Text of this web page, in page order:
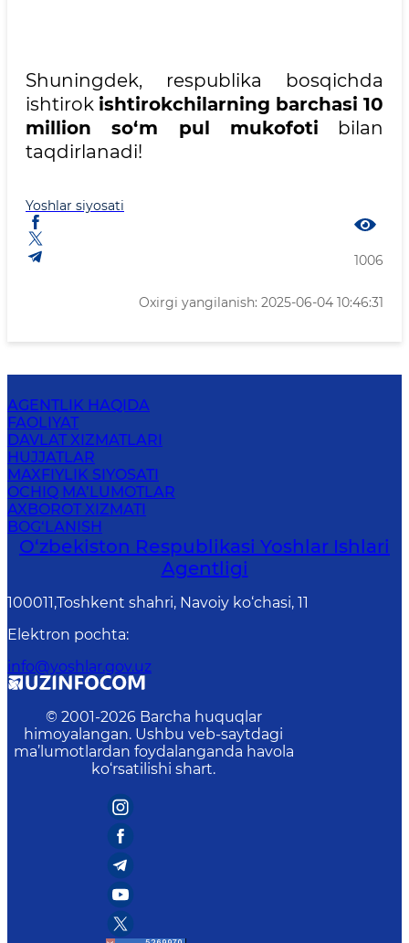
Shuningdek, respublika bosqichda
ishtirok ishtirokchilarning barchasi 10
million so‘m pul mukofoti bilan
taqdirlanadi!
Yoshlar siyosati
1006
Oxirgi yangilanish: 2025-06-04 10:46:31
AGENTLIK HAQIDA
FAOLIYAT
DAVLAT XIZMATLARI
HUJJATLAR
MAXFIYLIK SIYOSATI
OCHIQ MA’LUMOTLAR
AXBOROT XIZMATI
BOG‘LANISH
O‘zbеkistоn Rеspublikаsi Yoshlar Ishlari
Agentligi
100011,Toshkent shahri, Navoiy ko‘chasi, 11
Elektron pochta:
info@yoshlar.gov.uz
© 2001-2026 Barcha huquqlar
himoyalangan. Ushbu veb-saytdagi
ma’lumotlardan foydalanganda havola
ko‘rsatilishi shart.